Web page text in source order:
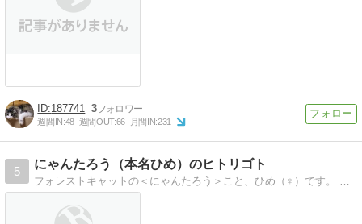
187741 3
週間IN:48 週間OUT:66 月間IN:231
5
にゃんたろう（本名ひめ）のヒトリゴト
フォレストキャットの＜にゃんたろう＞こと、ひめ（♀）です。 おかんと気ままに暮らしています。 たまにやっかいなヒトが出没するけど遊んでくれるから好きなんよ。